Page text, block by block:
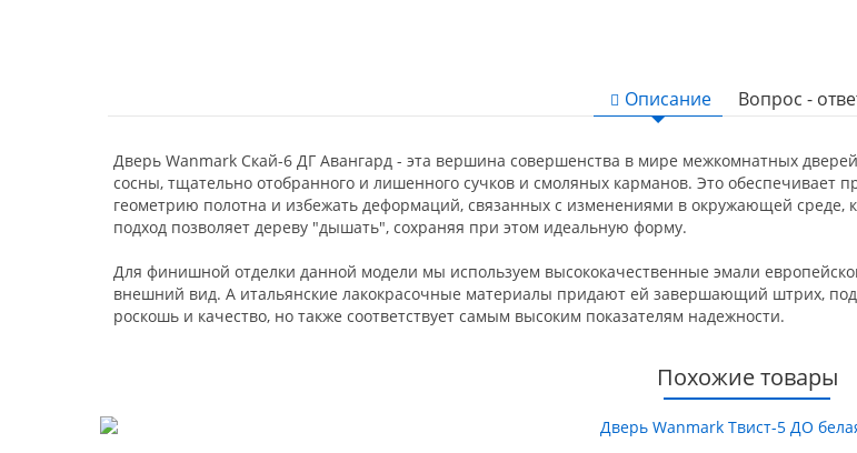
Описание Вопрос -
Дверь Wanmark Скай-6 ДГ Авангард - эта вершина совершенства в мире межкомнатных
сосны, тщательно отобранного и лишенного сучков и смоляных карманов. Это обеспечивает
геометрию полотна и избежать деформаций, связанных с изменениями в окружающей
подход позволяет дереву "дышать", сохраняя при этом идеальную форму.
Для финишной отделки данной модели мы используем высококачественные эмали
внешний вид. А итальянские лакокрасочные материалы придают ей завершающий штрих,
роскошь и качество, но также соответствует самым высоким показателям надежности.
Похожие товары